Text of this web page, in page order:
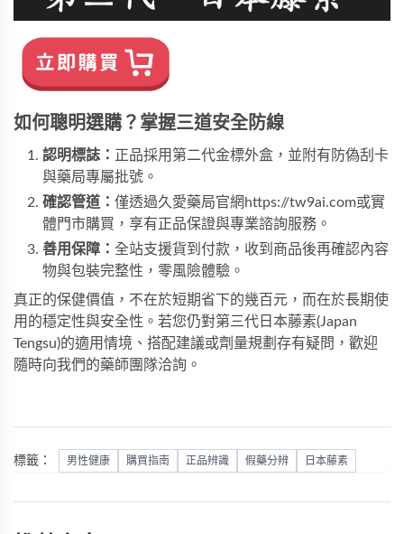
如何聰明選購？掌握三道安全防線
認明標誌： 正品採用第二代金標外盒，並附有防偽刮卡
與藥局專屬批號。
確認管道： 僅透過久愛藥局官網 https://tw9ai.com或實
體門市購買，享有正品保證與專業諮詢服務。
善用保障： 全站支援貨到付款，收到商品後再確認內容
物與包裝完整性，零風險體驗。
真正的保健價值，不在於短期省下的幾百元，而在於長期使
用的穩定性與安全性。若您仍對第三代日本藤素(Japan
Tengsu)的適用情境、搭配建議或劑量規劃存有疑問，歡迎
隨時向我們的藥師團隊洽詢。
標籤： 男性健康 購買指南 正品辨識 假藥分辨 日本藤素